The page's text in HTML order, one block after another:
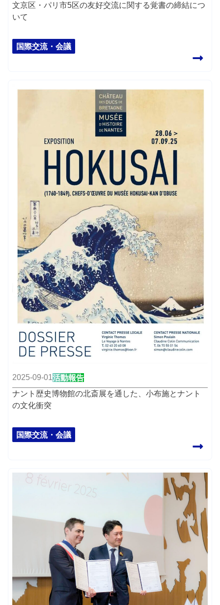
文京区・パリ市5区の友好交流に関する覚書の締結につ
いて
国際交流・会議
2025-09-01活動報告
ナント歴史博物館の北斎展を通した、小布施とナント
の文化衝突
国際交流・会議